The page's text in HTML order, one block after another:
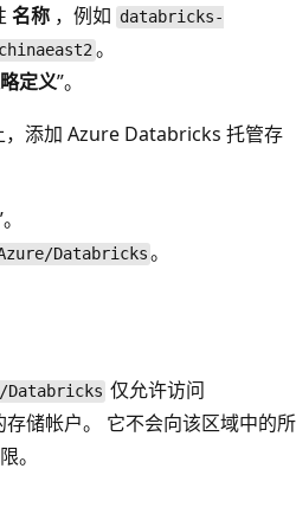
名称 ，例如 databricks-
。
定义”。
，添加 Azure Databricks 托管存
Databricks 。
仅允许访问
储帐户。 它不会向该区域中的所
。